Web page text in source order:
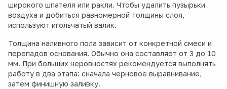
широкого шпателя или ракли. Чтобы удалить пузырьки
воздуха и добиться равномерной толщины слоя,
используют игольчатый валик.
Толщина наливного пола зависит от конкретной смеси и
перепадов основания. Обычно она составляет от 3 до 10
мм. При больших неровностях рекомендуется выполнять
работу в два этапа: сначала черновое выравнивание,
затем финишную заливку.